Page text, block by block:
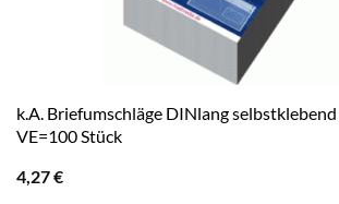
k.A. Briefumschläge DINlang
VE=100 Stück
4,27€